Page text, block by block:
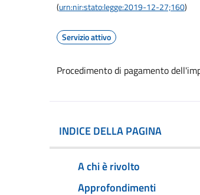
(urn:nir:stato:legge:2019-12-27;160)
Servizio attivo
Procedimento di pagamento
INDICE DELLA PAGINA
A chi è rivolto
Approfondimenti